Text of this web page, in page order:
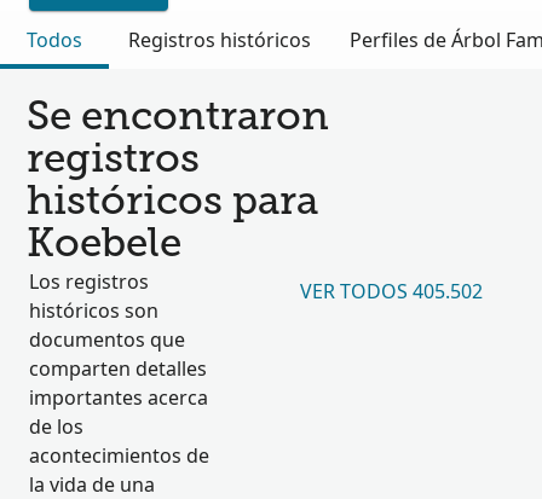
Todos
Registros históricos Perfiles de Árbol
Se encontraron
registros
históricos para
Koebele
Los registros
históricos son
documentos que
comparten detalles
importantes acerca
de los
acontecimientos de
la vida de una
VER TODOS 405.502